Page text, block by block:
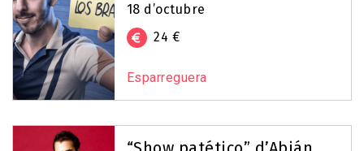
18 d’octubre
24 €
Esparreguera